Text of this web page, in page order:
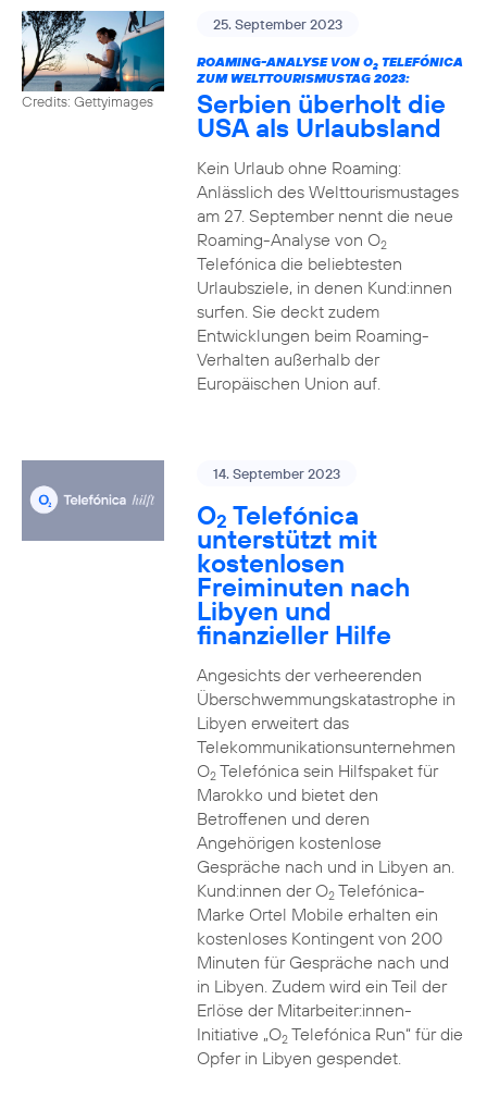
Credits: Gettyimages
25. September 2023
ROAMING-ANALYSE VON O2TELEFÓNICA
ZUM WELTTOURISMUSTAG 2023:
Serbien überholt die
USA als Urlaubsland
Kein Urlaub ohne Roaming:
Anlässlich des Welttourismustages
am 27. September nennt die neue
Roaming-Analyse von O2
Telefónica die beliebtesten
Urlaubsziele, in denen Kund:innen
surfen. Sie deckt zudem
Entwicklungen beim Roaming-
Verhalten außerhalb der
Europäischen Union auf.
14. September 2023
O2 Telefónica
unterstützt mit
kostenlosen
Freiminuten nach
Libyen und
finanzieller Hilfe
Angesichts der verheerenden
Überschwemmungskatastrophe in
Libyen erweitert das
Telekommunikationsunternehmen
O2Telefónica sein Hilfspaket für
Marokko und bietet den
Betroffenen und deren
Angehörigen kostenlose
Gespräche nach und in Libyen an.
Kund:innen der O2Telefónica-
Marke Ortel Mobile erhalten ein
kostenloses Kontingent von 200
Minuten für Gespräche nach und
in Libyen. Zudem wird ein Teil der
Erlöse der Mitarbeiter:innen-
Initiative „O2Telefónica Run“ für die
Opfer in Libyen gespendet.